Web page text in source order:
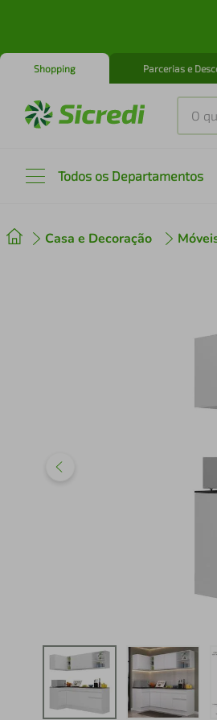
Shopping Parcerias e
O que
Todos os Departamentos
Casa e Decoração º
air